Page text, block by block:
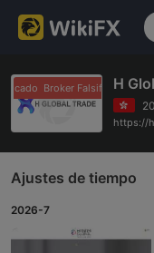
Broker Falsificado
H
https://
Ajustes de tiempo
2026-7